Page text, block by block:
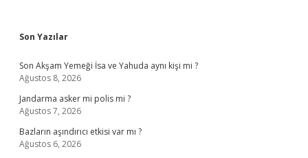
Sidebar
Son Yazılar
Son Akşam Yemeği İsa ve Yahuda aynı kişi mi ?
Ağustos 8, 2026
Jandarma asker mi polis mi ?
Ağustos 7, 2026
Bazların aşındırıcı etkisi var mı ?
Ağustos 6, 2026